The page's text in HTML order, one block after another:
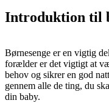
Introduktion til
Børnesenge er en vigtig
forælder er det vigtigt at
behov og sikrer en god
gennem alle de ting, du
din baby.